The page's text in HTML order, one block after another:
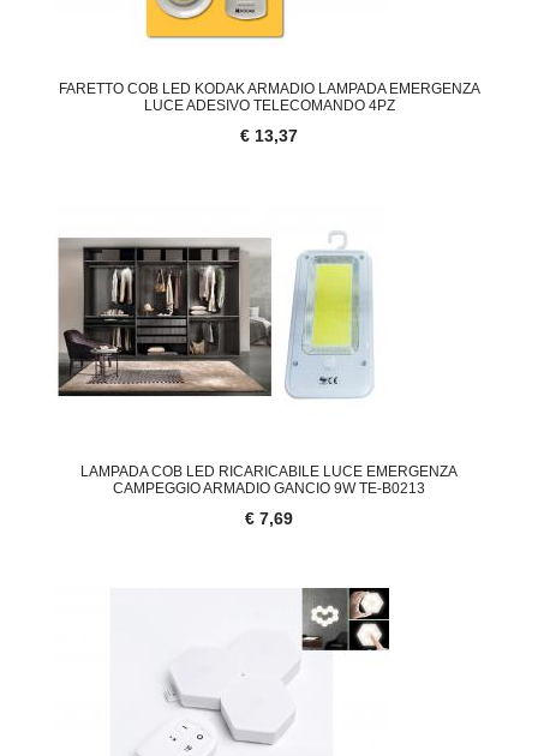
FARETTO COB LED KODAK ARMADIO LAMPADA EMERGENZA
LUCE ADESIVO TELECOMANDO 4PZ
€ 13,37
LAMPADA COB LED RICARICABILE LUCE EMERGENZA
CAMPEGGIO ARMADIO GANCIO 9W TE-B0213
€ 7,69